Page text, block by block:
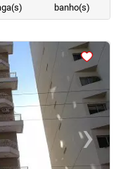
banho(s)
›Next